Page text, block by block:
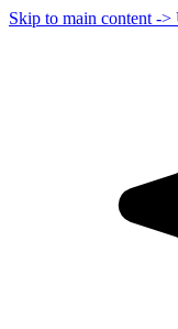
Skip to main content -